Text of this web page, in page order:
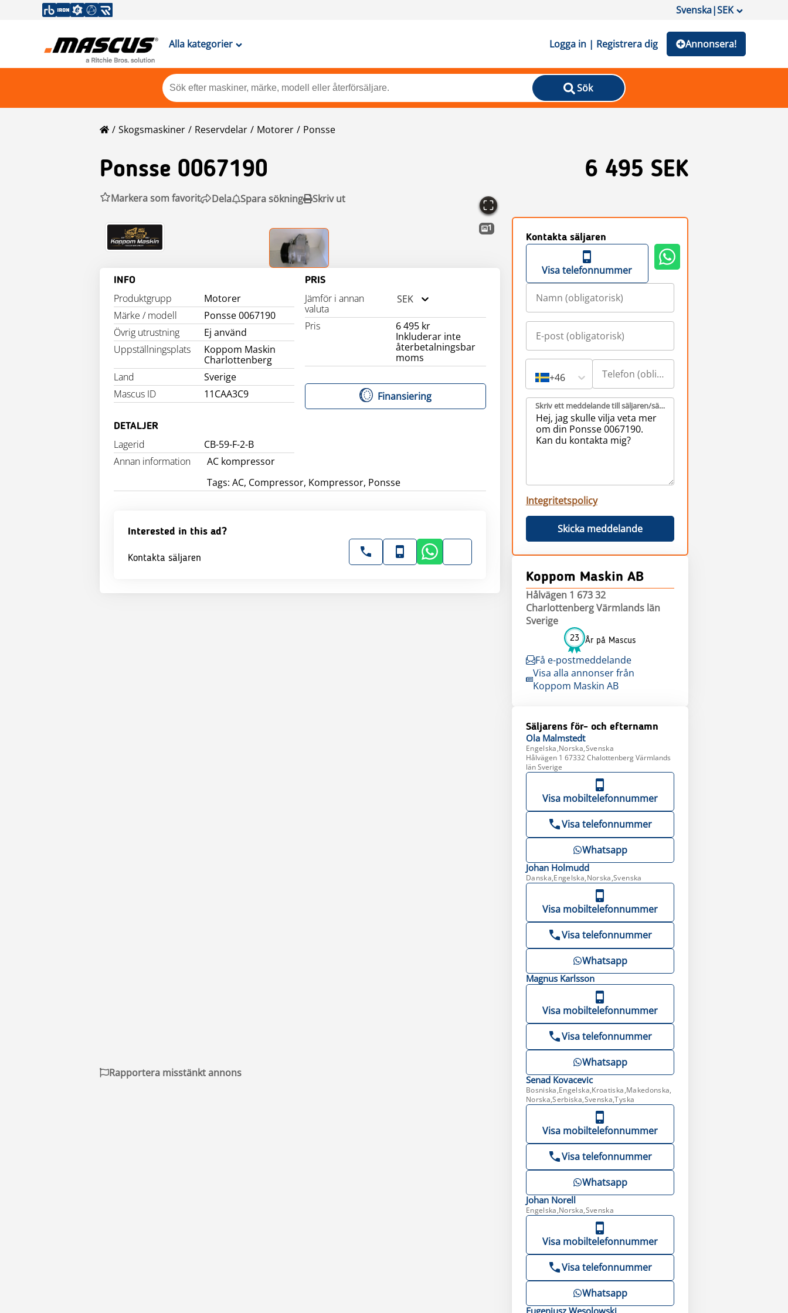
Svenska|SEK
Alla kategorier Logga in | Registrera dig Annonsera!
Sök
Skogsmaskiner Reservdelar Motorer Ponsse
Ponsse 0067190 6 495 SEK
Markera som favorit Dela Spara sökning Skriv ut
1
INFO
Produktgrupp
Motorer
Märke / modell
Ponsse 0067190
Övrig utrustning
Ej använd
Uppställningsplats
Koppom Maskin
Charlottenberg
Land
Sverige
Mascus ID
11CAA3C9
PRIS
Jämför i annan
valuta
SEK
Pris
6 495 kr
Inkluderar inte
återbetalningsbar
moms
Finansiering
DETALJER
Lagerid
CB-59-F-2-B
Annan information
AC kompressor
Tags: AC, Compressor, Kompressor, Ponsse
Interested in this ad?
Kontakta säljaren
Kontakta säljaren
Visa telefonnummer
+46
Skriv ett meddelande till säljaren/säljarna (obligatorisk)
Integritetspolicy
Skicka meddelande
Koppom Maskin AB
Hålvägen 1 673 32
Charlottenberg Värmlands län
Sverige
23 År på Mascus
Få e-postmeddelande
Visa alla annonser från
Koppom Maskin AB
Säljarens för- och efternamn
Ola Malmstedt
Engelska,Norska,Svenska
Hålvägen 1 67332 Chalottenberg Värmlands
län Sverige
Visa mobiltelefonnummer
Visa telefonnummer
Whatsapp
Johan Holmudd
Danska,Engelska,Norska,Svenska
Visa mobiltelefonnummer
Visa telefonnummer
Whatsapp
Magnus Karlsson
Visa mobiltelefonnummer
Visa telefonnummer
Whatsapp
Senad Kovacevic
Bosniska,Engelska,Kroatiska,Makedonska,
Norska,Serbiska,Svenska,Tyska
Visa mobiltelefonnummer
Visa telefonnummer
Whatsapp
Johan Norell
Engelska,Norska,Svenska
Visa mobiltelefonnummer
Visa telefonnummer
Whatsapp
Eugeniusz Wesolowski
Rapportera misstänkt annons